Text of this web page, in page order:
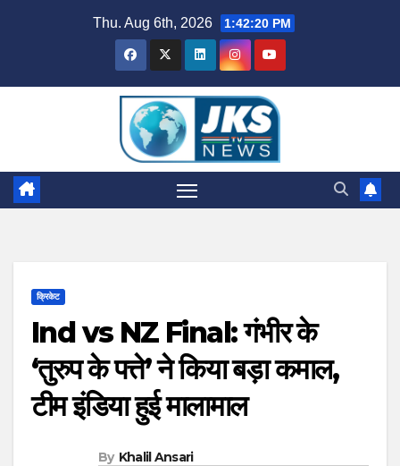
Thu. Aug 6th, 2026 1:42:21 PM
क्रिकेट
Ind vs NZ Final: गंभीर के
‘तुरुप के पत्ते’ ने किया बड़ा कमाल,
टीम इंडिया हुई मालामाल
By Khalil Ansari